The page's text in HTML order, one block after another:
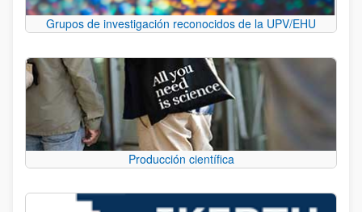
Grupos de investigación reconocidos de la UPV/EHU
Producción científica